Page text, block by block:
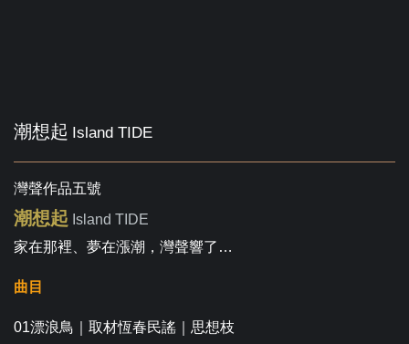
潮想起 Island TIDE
灣聲作品五號
潮想起 Island TIDE
家在那裡、夢在漲潮，灣聲響了…
曲目
01漂浪鳥｜取材恆春民謠｜思想枝